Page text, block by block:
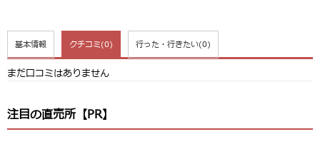
基本情報 クチコミ(0) 行った・行きたい(0)
まだ口コミはありません
注目の直売所【PR】